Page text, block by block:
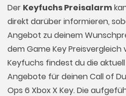
Der Keyfuchs Preisalarm
direkt darüber informieren,
Angebot zu deinem
dem Game Key Preisvergleich
Keyfuchs findest du die
Angebote für deinen Call of
Ops 6 Xbox X Key. Die